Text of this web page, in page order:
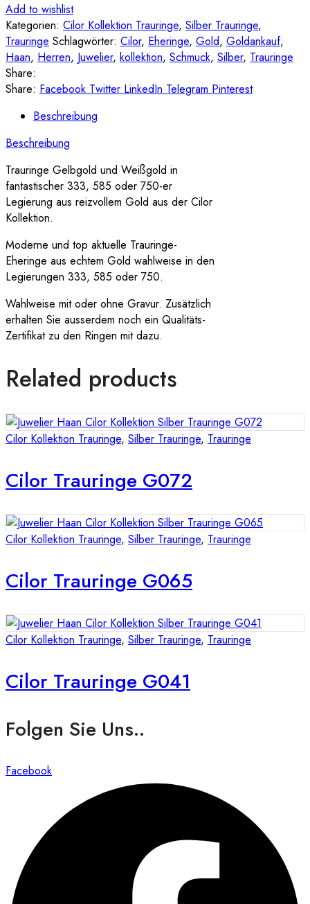
Add to wishlist
Kategorien: Cilor Kollektion Trauringe, Silber Trauringe,
Trauringe Schlagwörter: Cilor, Eheringe, Gold, Goldankauf,
Haan, Herren, Juwelier, kollektion, Schmuck, Silber, Trauringe
Share:
Share: Facebook Twitter LinkedIn Telegram Pinterest
Beschreibung
Beschreibung
Trauringe Gelbgold und Weißgold in
fantastischer 333, 585 oder 750-er
Legierung aus reizvollem Gold aus der Cilor
Kollektion.
Moderne und top aktuelle Trauringe-
Eheringe aus echtem Gold wahlweise in den
Legierungen 333, 585 oder 750.
Wahlweise mit oder ohne Gravur. Zusätzlich
erhalten Sie ausserdem noch ein Qualitäts-
Zertifikat zu den Ringen mit dazu.
Related products
Cilor Kollektion Trauringe, Silber Trauringe, Trauringe
Cilor Trauringe G072
Cilor Kollektion Trauringe, Silber Trauringe, Trauringe
Cilor Trauringe G065
Cilor Kollektion Trauringe, Silber Trauringe, Trauringe
Cilor Trauringe G041
Folgen Sie Uns..
Facebook